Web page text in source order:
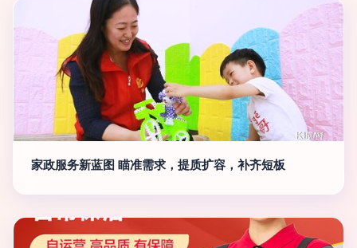
家政服务新蓝图 瞄准需求，提质扩容，补齐短板